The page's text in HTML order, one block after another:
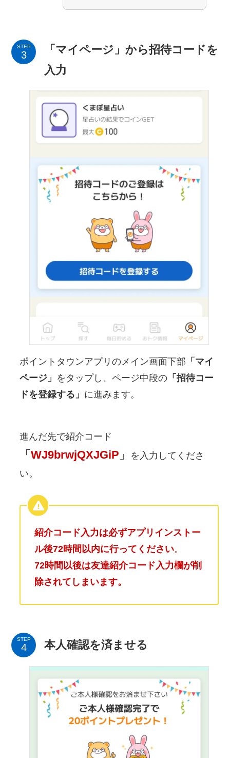
STEP
「マイページ」から招待コードを
入力
ポイントタウンアプリのメイン画面下部 「マイ
ページ」 をタップし、ページ中段の 「招待コー
ドを登録する」 に進みます。
進んだ先で紹介コード
「WJ9brwjQXJGiP 」
を入力してくださ
い。
紹介コード入力は必ずアプリインストー
ル後72時間以内に行ってください。
72時間以後は友達紹介コード入力欄が削
除されてしまいます。
STEP 本人確認を済ませる